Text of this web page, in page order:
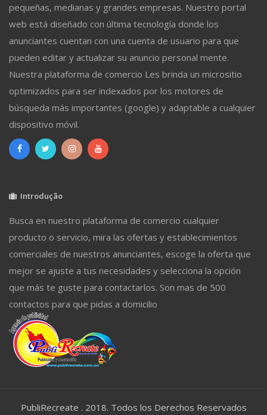
pequeñas, medianas y grandes empresas. Nuestro portal
web está diseñado con última tecnología donde los
anunciantes cuentan con una cuenta de usuario para que
pueden editar y actualizar su anuncio personal mente.
Nuestra plataforma de comercio Les brinda un micrositio
optimizados para ser indexados por los motores de
búsqueda más importantes (google) y adaptable a cualquier
dispositivo móvil.
Introdução
Busca en nuestro plataforma de comercio cualquier
producto o servicio, mira las ofertas y establecimientos
comerciales de nuestros anunciantes, escoge la oferta que
mejor se ajuste a tus necesidades y selecciona la opción
que más te guste para contactarlos. Son mas de 500
contactos para que pidas a domicilio
PubliRecreate . 2018. Todos los Derechos Reservados